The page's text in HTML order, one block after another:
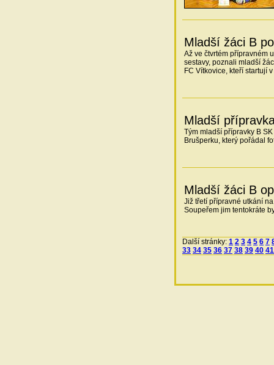
Mladší žáci B
Až ve čtvrtém přípravném
sestavy, poznali mladší
FC Vítkovice, kteří startují
Mladší
Tým mladší přípravky B
Brušperku, který pořádal
Mladší žáci B
Již třetí přípravné utkání
Soupeřem jim tentokráte
Další stránky: 1 2 3 4 5 6 7
33 34 35 36 37 38 39 40 41